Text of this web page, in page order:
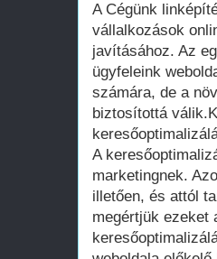
A Cégünk
vállalkozások
javításához. Az
ügyfeleink
számára, de a
biztosítottá
A
marketingnek.
illetően, és attól
megértjük ezeket